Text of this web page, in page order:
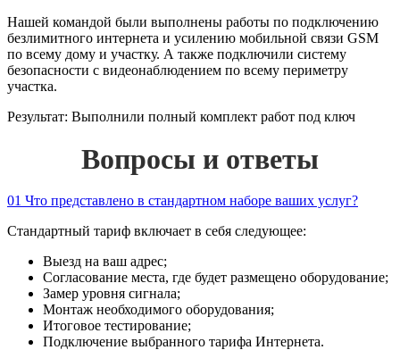
Нашей командой были выполнены работы по подключению
безлимитного интернета и усилению мобильной связи GSM
по всему дому и участку. А также подключили систему
безопасности с видеонаблюдением по всему периметру
участка.
Результат: Выполнили полный комплект работ под ключ
Вопросы и ответы
01 Что представлено в стандартном наборе ваших услуг?
Стандартный тариф включает в себя следующее:
Выезд на ваш адрес;
Согласование места, где будет размещено оборудование;
Замер уровня сигнала;
Монтаж необходимого оборудования;
Итоговое тестирование;
Подключение выбранного тарифа Интернета.